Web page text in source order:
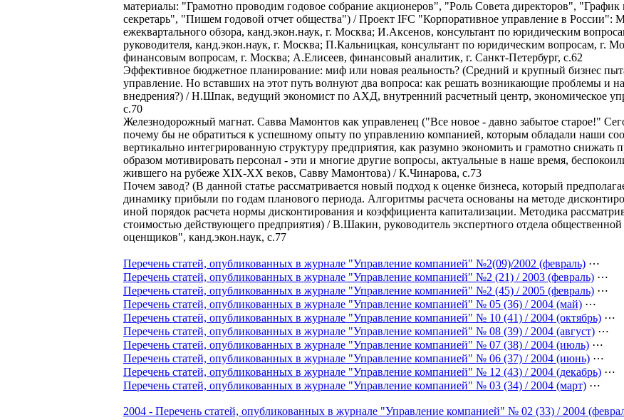
материалы: "Грамотно проводим годовое собрание акционеров", "Роль Совета директоров",
секретарь", "Пишем годовой отчет общества") / Проект IFC "Корпоративное управление в России":
ежеквартального обзора, канд.экон.наук, г. Москва; И.Аксенов, консультант по юридическим
руководителя, канд.экон.наук, г. Москва; П.Кальницкая, консультант по юридическим вопросам, г.
финансовым вопросам, г. Москва; А.Елисеев, финансовый аналитик, г. Санкт-Петербург, с.62
Эффективное бюджетное планирование: миф или новая реальность? (Средний и крупный бизнес
управление. Но вставших на этот путь волнуют два вопроса: как решать возникающие проблемы и
внедрения?) / Н.Шпак, ведущий экономист по АХД, внутренний расчетный центр, экономическое
с.70
Железнодорожный магнат. Савва Мамонтов как управленец ("Все новое - давно забытое старое!"
почему бы не обратиться к успешному опыту по управлению компанией, которым обладали наши
вертикально интегрированную структуру предприятия, как разумно экономить и грамотно снижать
образом мотивировать персонал - эти и многие другие вопросы, актуальные в наше время,
жившего на рубеже XIX-XX веков, Савву Мамонтова) / К.Чинарова, с.73
Почем завод? (В данной статье рассматривается новый подход к оценке бизнеса, который
динамику прибыли по годам планового периода. Алгоритмы расчета основаны на методе
иной порядок расчета нормы дисконтирования и коэффициента капитализации. Методика
стоимостью действующего предприятия) / В.Шакин, руководитель экспертного отдела
оценщиков", канд.экон.наук, с.77
Перечень статей, опубликованных в журнале "Управление компанией" №2(09)/2002 (февраль) ⋯
Перечень статей, опубликованных в журнале "Управление компанией" №2 (21) / 2003 (февраль) ⋯
Перечень статей, опубликованных в журнале "Управление компанией" №2 (45) / 2005 (февраль) ⋯
Перечень статей, опубликованных в журнале "Управление компанией" № 05 (36) / 2004 (май) ⋯
Перечень статей, опубликованных в журнале "Управление компанией" № 10 (41) / 2004 (октябрь) ⋯
Перечень статей, опубликованных в журнале "Управление компанией" № 08 (39) / 2004 (август) ⋯
Перечень статей, опубликованных в журнале "Управление компанией" № 07 (38) / 2004 (июль) ⋯
Перечень статей, опубликованных в журнале "Управление компанией" № 06 (37) / 2004 (июнь) ⋯
Перечень статей, опубликованных в журнале "Управление компанией" № 12 (43) / 2004 (декабрь) ⋯
Перечень статей, опубликованных в журнале "Управление компанией" № 03 (34) / 2004 (март) ⋯
2004 - Перечень статей, опубликованных в журнале "Управление компанией" № 02 (33) / 2004